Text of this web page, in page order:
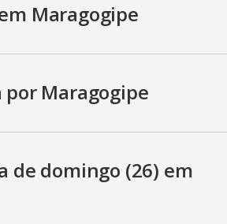
Maragogipe
por Maragogipe
de domingo (26) em